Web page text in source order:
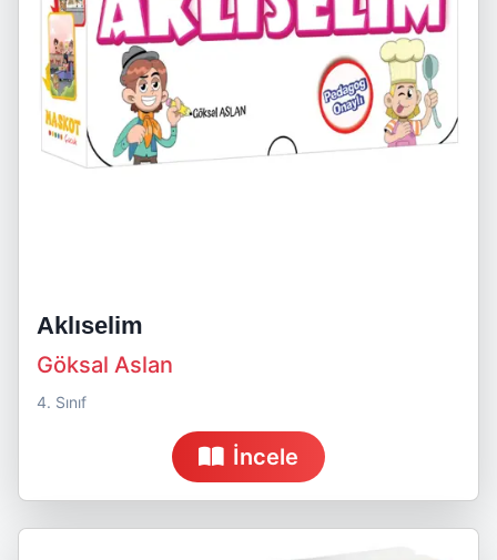
Aklıselim
Göksal Aslan
4. Sınıf
İncele